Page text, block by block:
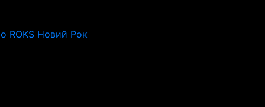
ROKS Новий Рок